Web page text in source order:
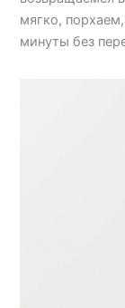
мягко,
минуты без